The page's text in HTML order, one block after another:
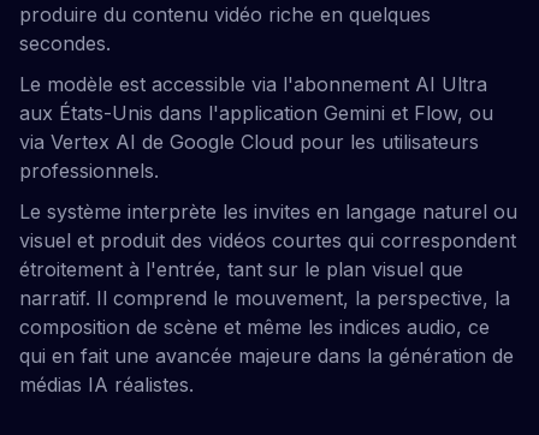
produire du contenu vidéo riche en quelques
secondes.
Le modèle est accessible via l'abonnement AI Ultra
aux États-Unis dans l'application Gemini et Flow, ou
via Vertex AI de Google Cloud pour les utilisateurs
professionnels.
Le système interprète les invites en langage naturel ou
visuel et produit des vidéos courtes qui correspondent
étroitement à l'entrée, tant sur le plan visuel que
narratif. Il comprend le mouvement, la perspective, la
composition de scène et même les indices audio, ce
qui en fait une avancée majeure dans la génération de
médias IA réalistes.